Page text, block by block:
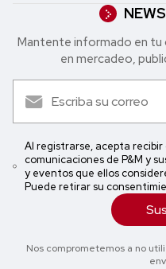
Mantente informado en tu
en mercadeo,
Al registrarse, acepta
comunicaciones de P&M y
y eventos que ellos
Puede retirar su
Nos comprometemos a no